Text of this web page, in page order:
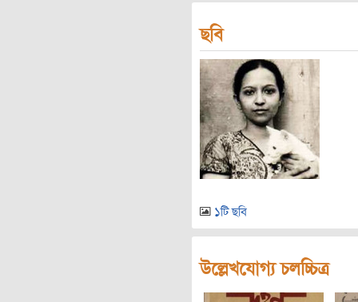
ছবি
১টি ছবি
উল্লেখযোগ্য চলচ্চিত্র